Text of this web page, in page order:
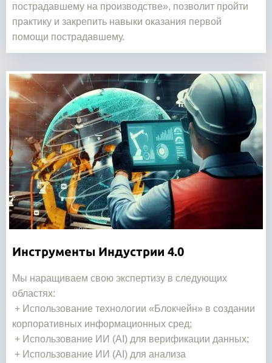
пострадавшему на производстве», позволит пройти
практику и закрепить навыки оказания первой
помощи пострадавшему.
Инструменты Индустрии 4.0
Мы наращиваем свою экспертизу в следующих
областях:
+ Использование технологии «Блокчейн» в создании
корпоративных информационных сред;
+ Использование ИИ (AI) для верификации данных;
+ Использование ИИ (AI) для анализа